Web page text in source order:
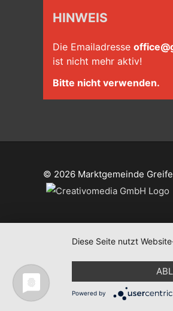
HINWEIS
Die Emailadresse
ist nicht mehr aktiv!
Bitte nicht verwenden.
© 2026 Marktgemeinde
Diese Seite nutzt
Powered by